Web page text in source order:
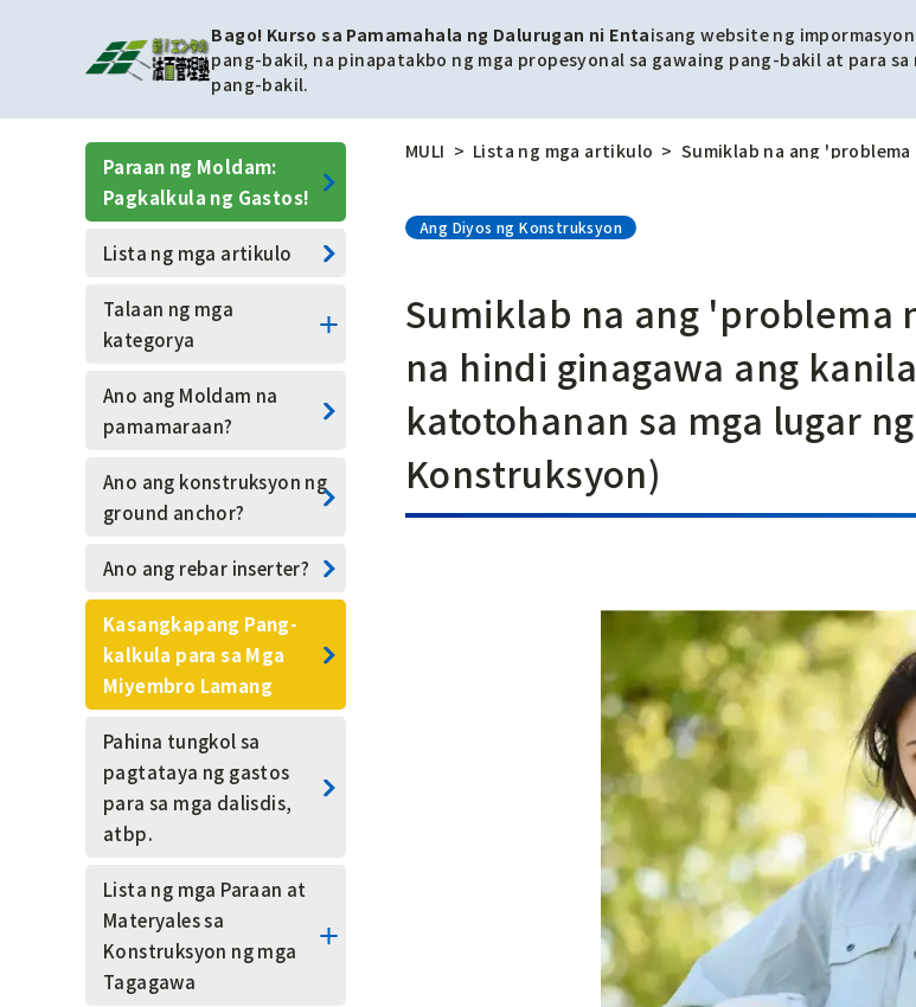
Bago! Kurso sa Pamamahala ng Dalurugan ni Entaisang website ng
pang-bakil, na pinapatakbo ng mga propesyonal sa gawaing pang-bakil at para sa
pang-bakil.
MULI Lista ng mga artikulo
Ang Diyos ng Konstruksyon
Sumiklab na ang 'problema
na hindi ginagawa ang
katotohanan sa mga lugar
Konstruksyon)
Paraan ng Moldam:
Pagkalkula ng Gastos!
Lista ng mga artikulo
Talaan ng mga
kategorya
Mga Gawaing
Pagpapatibay ng Pader
Moldam Engineering
Para sa pangkalahatang
sektor)
Mga teknikal na termino
Mga Teknikal na Intern
Mga bolt na pang-
drainage para sa bato
Pagbubutas para sa
paagusan
Pamamahala ng
Kaligtasan
Ano ang Moldam na
pamamaraan?
Ano ang konstruksyon ng
ground anchor?
Ano ang rebar inserter?
Kasangkapang Pang-
kalkula para sa Mga
Miyembro Lamang
Pahina tungkol sa
pagtataya ng gastos
para sa mga dalisdis,
atbp.
Lista ng mga Paraan at
Materyales sa
Konstruksyon ng mga
Tagagawa